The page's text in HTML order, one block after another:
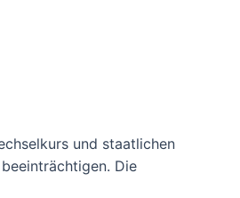
und staatlichen
Die